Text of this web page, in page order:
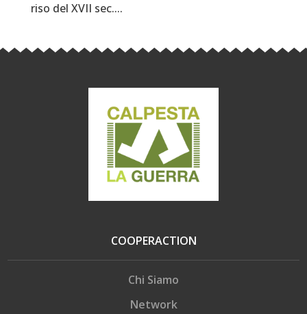
riso del XVII sec....
COOPERACTION
Chi Siamo
Network